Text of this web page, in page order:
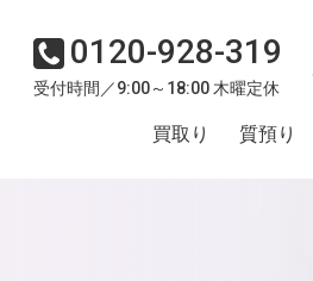
0120-928-319
受付時間／9:00～18:00 木曜定休
買取り 質預り